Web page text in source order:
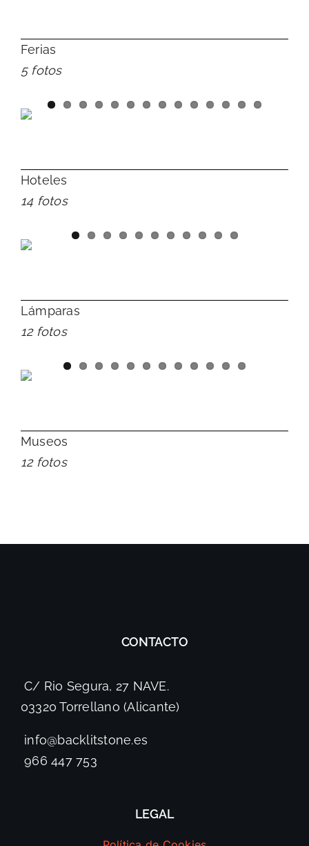
Ferias
5 fotos
Hoteles
14 fotos
Lámparas
12 fotos
Museos
12 fotos
CONTACTO
C/ Rio Segura, 27 NAVE.
03320 Torrellano (Alicante)
info@backlitstone.es
966 447 753
LEGAL